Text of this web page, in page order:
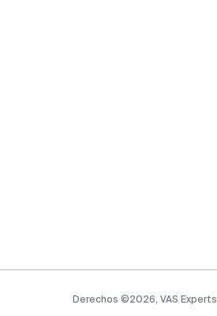
Derechos ©2026, VAS Experts